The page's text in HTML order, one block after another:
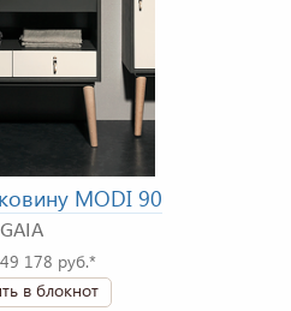
MODI 90
GAIA
178 руб.*
в блокнот